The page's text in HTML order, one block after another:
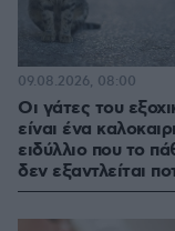
Οι γάτες του
είναι ένα
ειδύλλιο που το
δεν εξαντλείται
09.08.2026, 08:00